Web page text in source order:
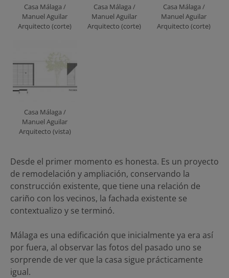
Casa Málaga /
Manuel Aguilar
Arquitecto (corte)
Casa Málaga /
Manuel Aguilar
Arquitecto (corte)
Casa Málaga /
Manuel Aguilar
Arquitecto (corte)
Casa Málaga /
Manuel Aguilar
Arquitecto (vista)
Desde el primer momento es honesta. Es un proyecto
de remodelación y ampliación, conservando la
construcción existente, que tiene una relación de
cariño con los vecinos, la fachada existente se
contextualizo y se terminó.
Málaga es una edificación que inicialmente ya era así
por fuera, al observar las fotos del pasado uno se
sorprende de ver que la casa sigue prácticamente
igual.